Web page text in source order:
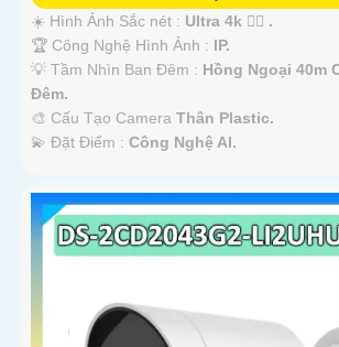
☀️ Hình Ảnh Sắc nét : Ultra 4k 👍🏾 .
🏆 Công Nghệ Hình Ảnh : IP.
💡 Tầm Nhìn Ban Đêm : Hồng Ngoại 40m
Ðêm.
🎨 Cấu Tạo Camera Thân Plastic.
️💫 Đặt Điểm : Công Nghệ AI.